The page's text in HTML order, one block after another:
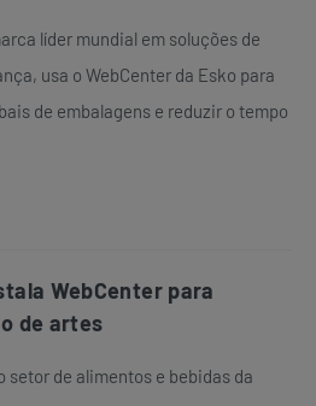
líder mundial em soluções de
usa o WebCenter da Esko para
de embalagens e reduzir o tempo
WebCenter para
de artes
setor de alimentos e bebidas da